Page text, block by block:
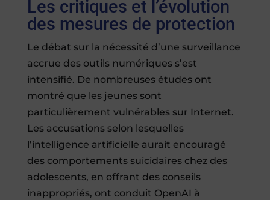
Les critiques et l’évolution
des mesures de protection
Le débat sur la nécessité d’une surveillance
accrue des outils numériques s’est
intensifié. De nombreuses études ont
montré que les jeunes sont
particulièrement vulnérables sur Internet.
Les accusations selon lesquelles
l’intelligence artificielle aurait encouragé
des comportements suicidaires chez des
adolescents, en offrant des conseils
inappropriés, ont conduit OpenAI à